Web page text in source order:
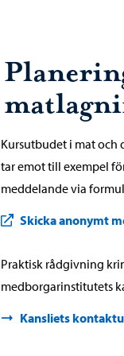
Kursutbudet i mat och
tar emot till exempel
meddelande via
Skicka anonymt
Praktisk rådgivning
medborgarinstitutets
Kansliets